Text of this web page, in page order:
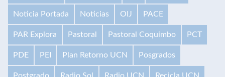
Noticia Portada Noticias OIJ PACE
PAR Explora Pastoral Pastoral Coquimbo PCT
PDE PEI Plan Retorno UCN Posgrados